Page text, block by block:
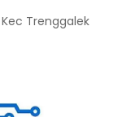
Trenggalek